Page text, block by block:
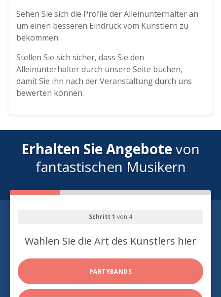
Sehen Sie sich die Profile der Alleinunterhalter an
um einen besseren Eindruck vom Künstlern zu
bekommen.
Stellen Sie sich sicher, dass Sie den
Alleinunterhalter durch unsere Seite buchen,
damit Sie ihn nach der Veranstaltung durch uns
bewerten können.
Erhalten Sie Angebotevon
fantastischen Musikern
Schritt 1 von 4
Wählen Sie die Art des Künstlers hier
PARTYBANDS